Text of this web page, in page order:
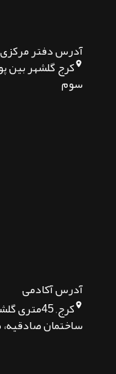
آدرس دفتر مرکزی
کرج گلشهر بین
سوم
آدرس آکادمی
کرج,
ساختمان